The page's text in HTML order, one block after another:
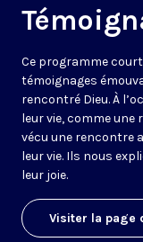
Ce programme
témoignages
rencontré Dieu. À
leur vie, comme une
vécu une rencontre
leur vie. Ils nous
leur joie.
Visiter la page